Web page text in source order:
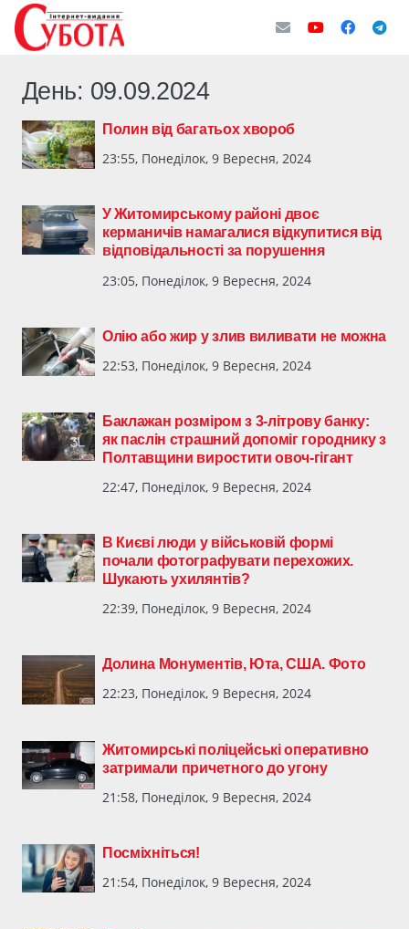
День: 09.09.2024
Полин від багатьох хвороб
23:55, Понеділок, 9 Вересня, 2024
У Житомирському районі двоє
керманичів намагалися відкупитися від
відповідальності за порушення
23:05, Понеділок, 9 Вересня, 2024
Олію або жир у злив виливати не можна
22:53, Понеділок, 9 Вересня, 2024
Баклажан розміром з 3-літрову банку:
як паслін страшний допоміг городнику з
Полтавщини виростити овоч-гігант
22:47, Понеділок, 9 Вересня, 2024
В Києві люди у військовій формі
почали фотографувати перехожих.
Шукають ухилянтів?
22:39, Понеділок, 9 Вересня, 2024
Долина Монументів, Юта, США. Фото
22:23, Понеділок, 9 Вересня, 2024
Житомирські поліцейські оперативно
затримали причетного до угону
21:58, Понеділок, 9 Вересня, 2024
Посміхніться!
21:54, Понеділок, 9 Вересня, 2024